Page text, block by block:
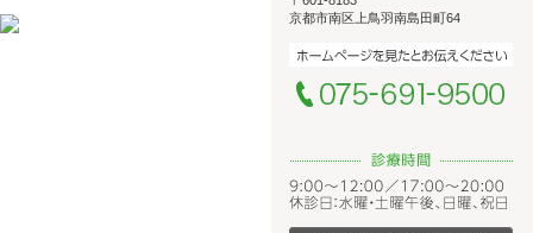
京都市南区上鳥羽南島田町64